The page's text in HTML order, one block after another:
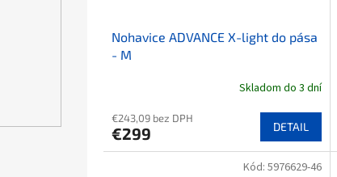
Nohavice ADVANCE X-light do pása
- M
Skladom do 3 dní
€243,09 bez DPH
€299 DETAIL
Kód: 5976629-46